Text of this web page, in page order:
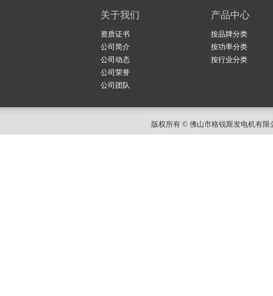
关于我们
资质证书
公司简介
公司动态
公司荣誉
公司团队
产品中心
按品牌分类
按功率分类
按行业分类
版权所有 © 佛山市格锐斯发电机有